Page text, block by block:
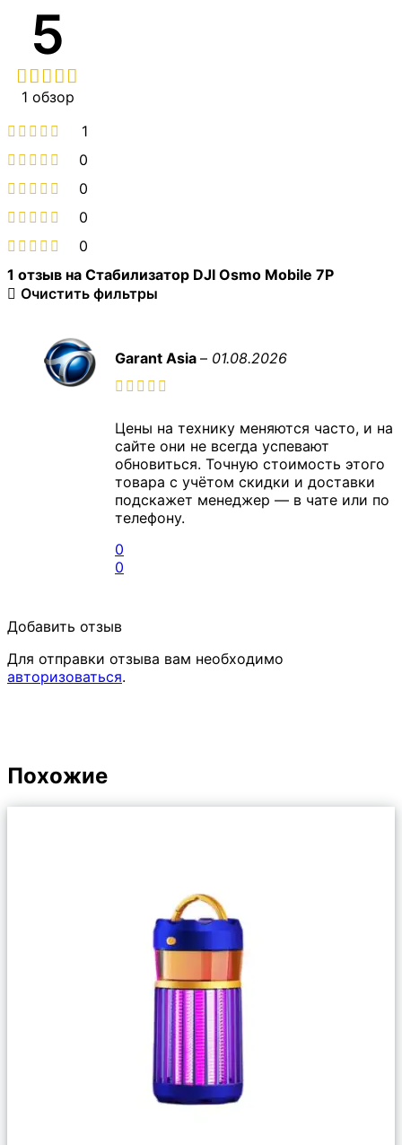
5
1 обзор
1
0
0
0
0
1 отзыв на Стабилизатор DJI Osmo Mobile 7P
Очистить фильтры
Garant Asia – 01.08.2026
Цены на технику меняются часто, и на
сайте они не всегда успевают
обновиться. Точную стоимость этого
товара с учётом скидки и доставки
подскажет менеджер — в чате или по
телефону.
0
0
Добавить отзыв
Для отправки отзыва вам необходимо
авторизоваться.
Похожие